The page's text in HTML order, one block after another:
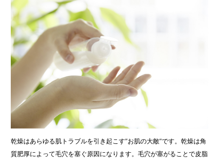
乾燥はあらゆる肌トラブルを引き起こす”お肌の大敵”です。乾燥は角
質肥厚によって毛穴を塞ぐ原因になります。毛穴が塞がることで皮脂